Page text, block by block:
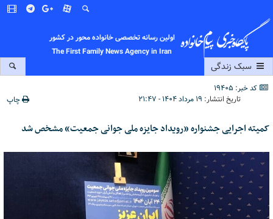
اولین رسانه تخصصی خانواده محور در کشور
The First Family News Agency in Iran
سبک زندگی
کد خبر: 19405
تاریخ انتشار: ۱۹ مرداد ۱۴۰۴ - ۲۱:۴۷ چاپ
کمیته اجرایی جشنواره «رویداد جایزه ملی جوانی جمعیت» مشخص شد